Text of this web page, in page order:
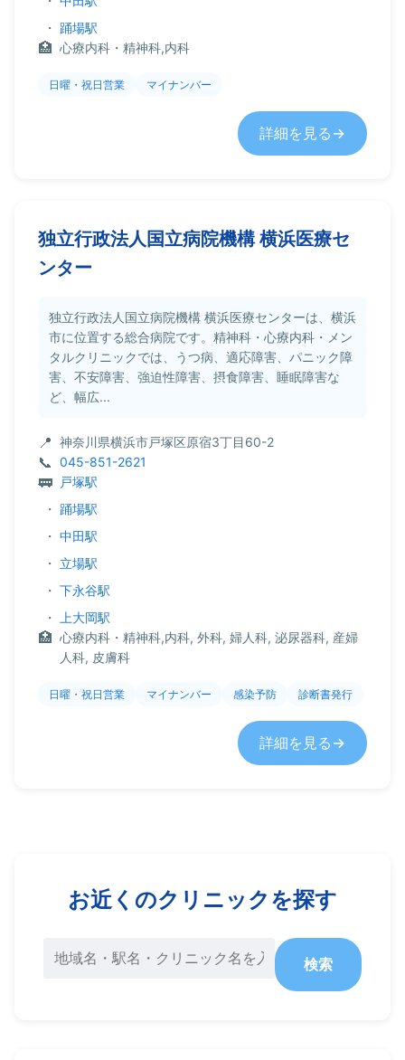
・ 踊場駅
心療内科・精神科,内科
日曜・祝日営業 マイナンバー
詳細を見る
独立行政法人国立病院機構 横浜医療セ
ンター
独立行政法人国立病院機構 横浜医療センターは、横浜
市に位置する総合病院です。精神科・心療内科・メン
タルクリニックでは、うつ病、適応障害、パニック障
害、不安障害、強迫性障害、摂食障害、睡眠障害な
ど、幅広...
神奈川県横浜市戸塚区原宿3丁目60-2
045-851-2621
戸塚駅
・ 踊場駅
・ 中田駅
・ 立場駅
・ 下永谷駅
・
上大岡駅
心療内科・精神科,内科, 外科, 婦人科, 泌尿器科, 産婦
人科, 皮膚科
日曜・祝日営業 マイナンバー 感染予防 診断書発行
詳細を見る
お近くのクリニックを探す
検索